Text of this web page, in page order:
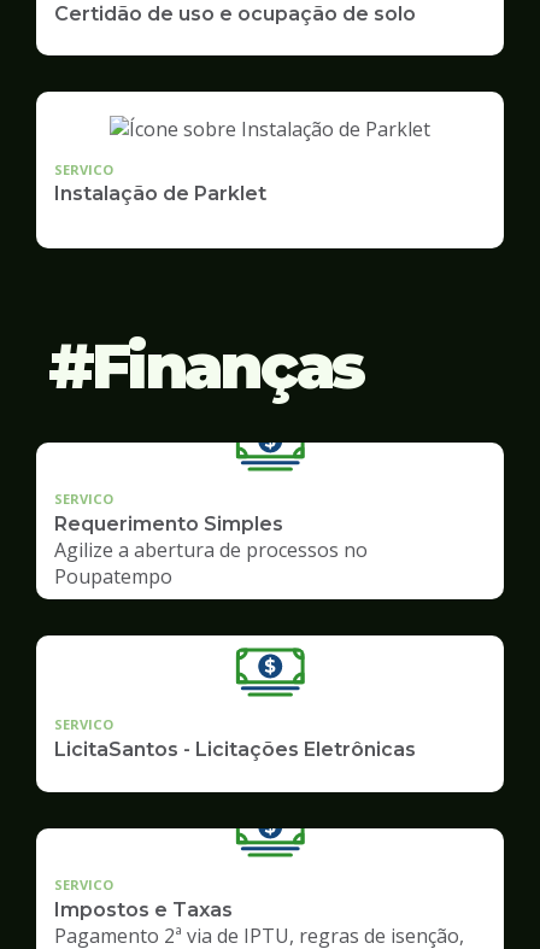
Certidão de uso e ocupação de solo
SERVICO
Instalação de Parklet
Finanças
SERVICO
Requerimento Simples
Agilize a abertura de processos no
Poupatempo
SERVICO
LicitaSantos - Licitações Eletrônicas
SERVICO
Impostos e Taxas
Pagamento 2ª via de IPTU, regras de isenção,